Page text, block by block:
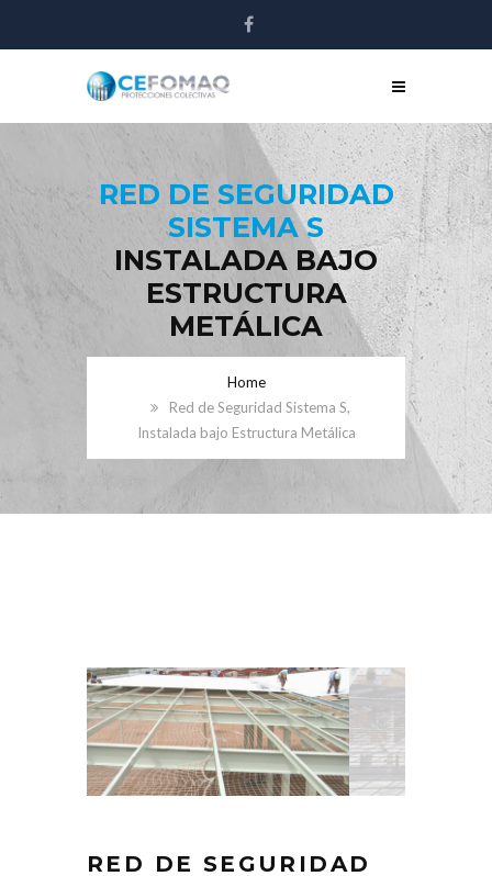
RED DE SEGURIDAD
SISTEMA S
INSTALADA BAJO
ESTRUCTURA
METÁLICA
Home
Red de Seguridad Sistema S,
Instalada bajo Estructura Metálica
RED DE SEGURIDAD